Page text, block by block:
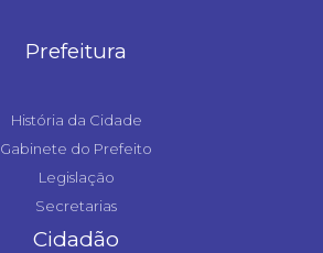
Prefeitura
História da Cidade
Gabinete do Prefeito
Legislação
Secretarias
Cidadão